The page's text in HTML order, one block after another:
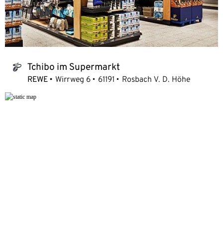
tchibo_logo Tchibo im Supermarkt
REWE Wirrweg 6 61191 Rosbach V. D. Höhe